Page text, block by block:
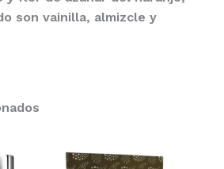
son vainilla, almizcle y